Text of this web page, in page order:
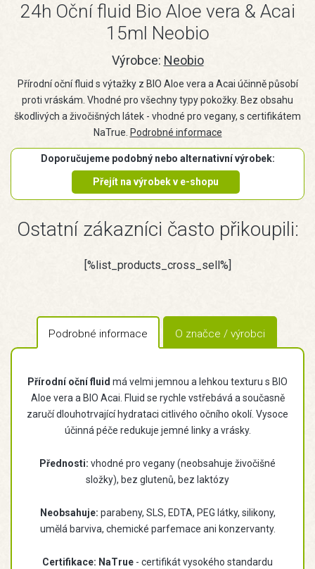
24h Oční fluid Bio Aloe vera & Acai
15ml Neobio
Výrobce: Neobio
Přírodní oční fluid s výtažky z BIO Aloe vera a Acai účinně působí
proti vráskám. Vhodné pro všechny typy pokožky. Bez obsahu
škodlivých a živočišných látek - vhodné pro vegany, s certifikátem
NaTrue. Podrobné informace
Doporučujeme podobný nebo alternativní výrobek:
Přejít na výrobek v e-shopu
Ostatní zákazníci často přikoupili:
[%list_products_cross_sell%]
Podrobné informace O značce / výrobci
Přírodní oční fluid má velmi jemnou a lehkou texturu s BIO
Aloe vera a BIO Acai. Fluid se rychle vstřebává a současně
zaručí dlouhotrvající hydrataci citlivého očního okolí. Vysoce
účinná péče redukuje jemné linky a vrásky.
Přednosti: vhodné pro vegany (neobsahuje živočišné
složky), bez glutenů, bez laktózy
Neobsahuje: parabeny, SLS, EDTA, PEG látky, silikony,
umělá barviva, chemické parfemace ani konzervanty.
Certifikace: NaTrue - certifikát vysokého standardu